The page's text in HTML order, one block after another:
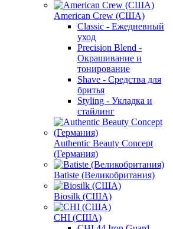
American Crew (США)
Classic - Ежедневный
уход
Precision Blend -
Окрашивание и
тонирование
Shave - Средства для
бритья
Styling - Укладка и
стайлинг
Authentic Beauty Concept
(Германия)
Batiste (Великобритания)
Biosilk (США)
CHI (США)